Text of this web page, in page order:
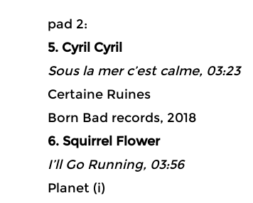
pad
5. Cyril Cyril
Sous la mer c’est calme, 03:23
Certaine Ruines
Born Bad records, 2018
6. Squirrel Flower
I’ll Go Running, 03:56
Planet (i)